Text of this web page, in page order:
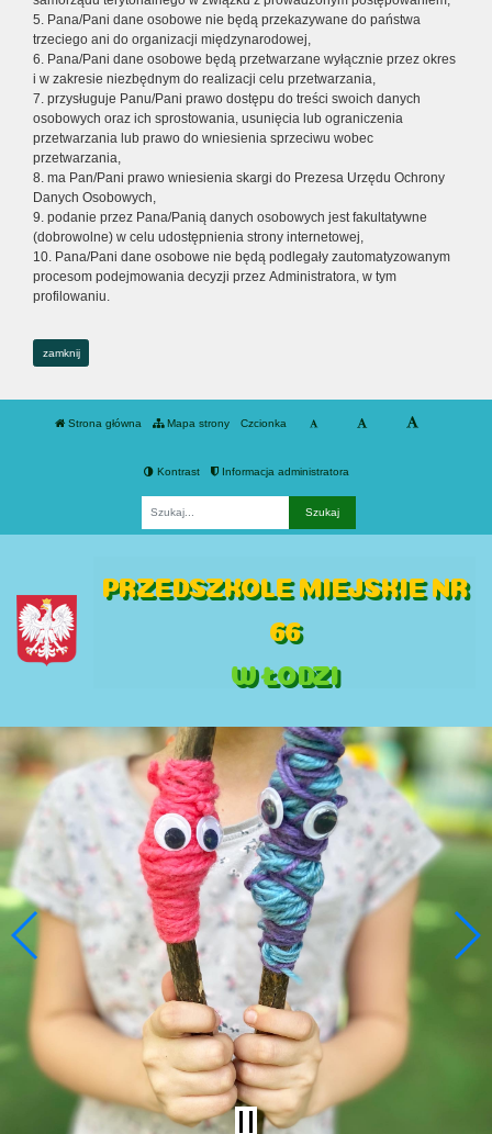
5. Pana/Pani dane osobowe nie będą przekazywane do państwa
trzeciego ani do organizacji międzynarodowej,
6. Pana/Pani dane osobowe będą przetwarzane wyłącznie przez okres
i w zakresie niezbędnym do realizacji celu przetwarzania,
7. przysługuje Panu/Pani prawo dostępu do treści swoich danych
osobowych oraz ich sprostowania, usunięcia lub ograniczenia
przetwarzania lub prawo do wniesienia sprzeciwu wobec
przetwarzania,
8. ma Pan/Pani prawo wniesienia skargi do Prezesa Urzędu Ochrony
Danych Osobowych,
9. podanie przez Pana/Panią danych osobowych jest fakultatywne
(dobrowolne) w celu udostępnienia strony internetowej,
10. Pana/Pani dane osobowe nie będą podlegały zautomatyzowanym
procesom podejmowania decyzji przez Administratora, w tym
profilowaniu.
zamknij
Strona główna Mapa strony Czcionka
Kontrast Informacja administratora
PRZEDSZKOLE MIEJSKIE NR
66
W ŁODZI